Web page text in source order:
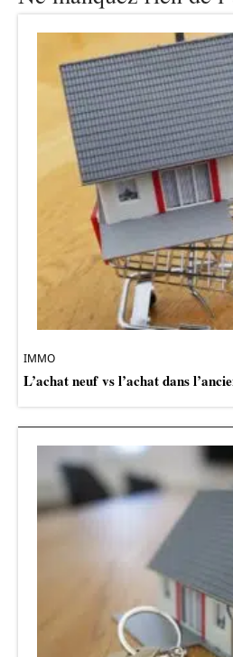
IMMO
L’achat neuf vs l’achat dans